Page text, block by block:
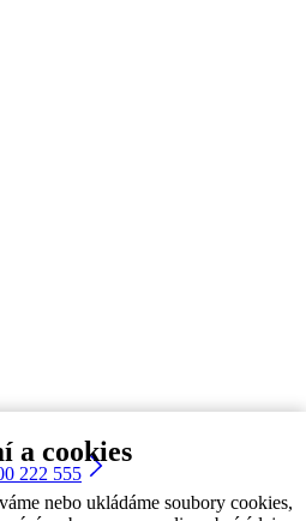
a cookies
nebo ukládáme soubory cookies,
222 555